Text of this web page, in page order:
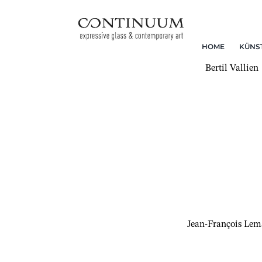
HOME
Bertil Vallien
Jean-François